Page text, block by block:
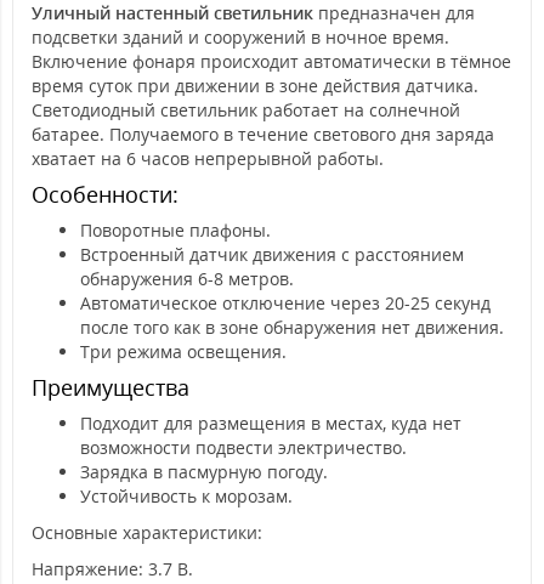
Уличный настенный светильник предназначен для
подсветки зданий и сооружений в ночное время.
Включение фонаря происходит автоматически в тёмное
время суток при движении в зоне действия датчика.
Светодиодный светильник работает на солнечной
батарее. Получаемого в течение светового дня заряда
хватает на 6 часов непрерывной работы.
Особенности:
Поворотные плафоны.
Встроенный датчик движения с расстоянием
обнаружения 6-8 метров.
Автоматическое отключение через 20-25 секунд
после того как в зоне обнаружения нет движения.
Три режима освещения.
Преимущества
Подходит для размещения в местах, куда нет
возможности подвести электричество.
Зарядка в пасмурную погоду.
Устойчивость к морозам.
Основные характеристики:
Напряжение: 3.7 В.